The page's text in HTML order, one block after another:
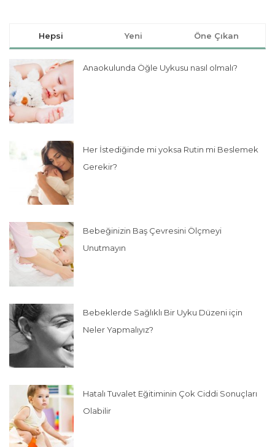
Hepsi Yeni Öne Çıkan
Anaokulunda Öğle Uykusu nasıl olmalı?
Her İstediğinde mi yoksa Rutin mi Beslemek
Gerekir?
Bebeğinizin Baş Çevresini Ölçmeyi
Unutmayın
Bebeklerde Sağlıklı Bir Uyku Düzeni için
Neler Yapmalıyız?
Hatalı Tuvalet Eğitiminin Çok Ciddi Sonuçları
Olabilir